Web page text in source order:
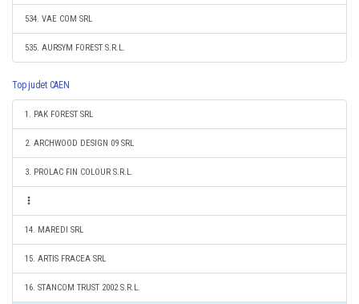
534. VAE COM SRL
535. AURSYM FOREST S.R.L.
Top judet CAEN
1. PAK FOREST SRL
2. ARCHWOOD DESIGN 09 SRL
3. PROLAC FIN COLOUR S.R.L.
14. MAREDI SRL
15. ARTIS FRACEA SRL
16. STANCOM TRUST 2002 S.R.L.